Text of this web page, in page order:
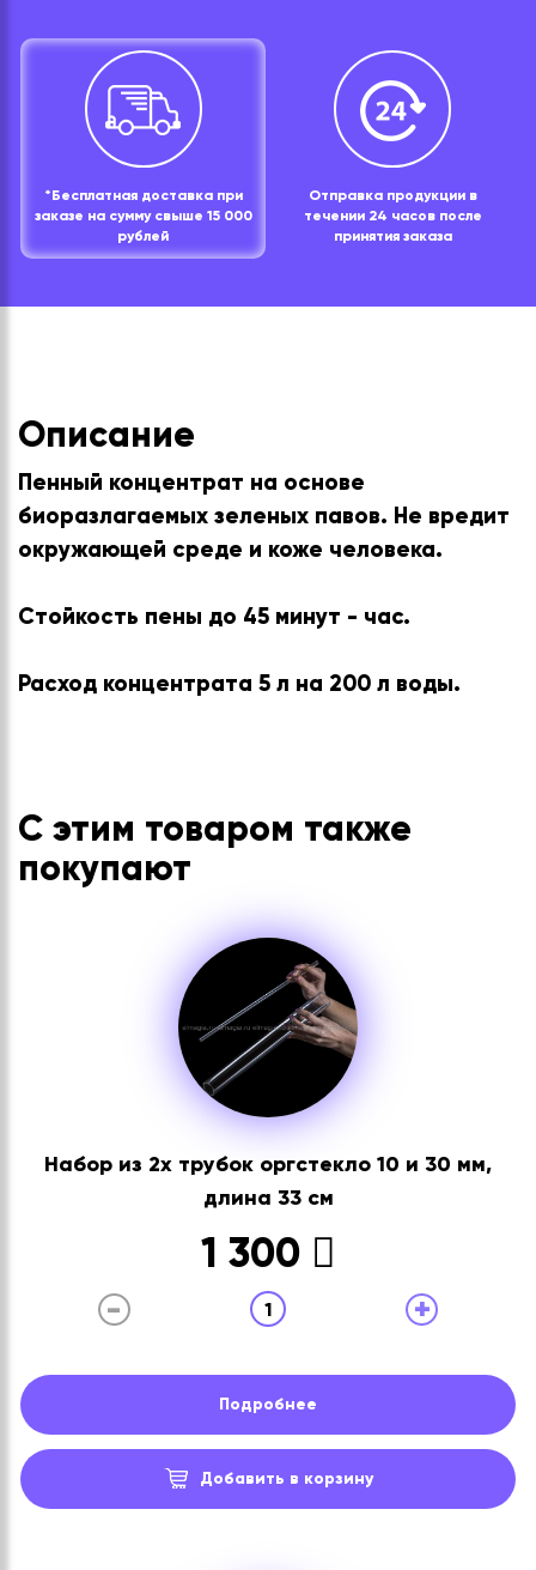
*Бесплатная доставка при
заказе на сумму свыше 15 000
рублей
Отправка продукции в
течении 24 часов после
принятия заказа
Описание
Пенный концентрат на основе
биоразлагаемых зеленых павов. Не вредит
окружающей среде и коже человека.
Стойкость пены до 45 минут - час.
Расход концентрата 5 л на 200 л воды.
С этим товаром также
покупают
Набор из 2х трубок оргстекло 10 и 30 мм,
длина 33 см
1 300
- 1 +
Подробнее
Добавить в корзину